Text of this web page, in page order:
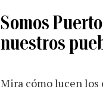
Somos
nuestros
Mira cómo lucen los